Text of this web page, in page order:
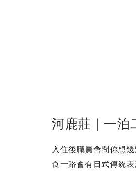
河鹿莊｜一泊
入住後職員會問你想
食一路會有日式傳統表